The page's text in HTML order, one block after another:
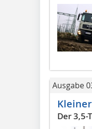
Ausgabe
Der 3,5-